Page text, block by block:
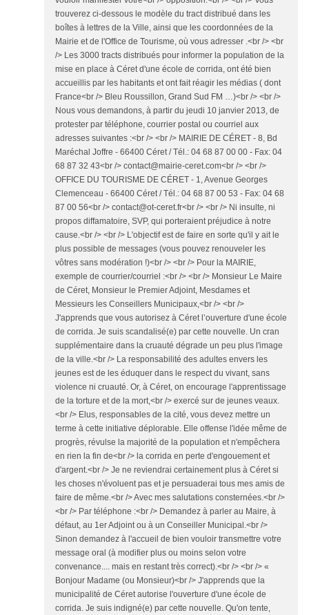
trouverez ci-dessous le modèle du tract distribué dans les
boîtes à lettres de la Ville, ainsi que les coordonnées de la
Mairie et de l'Office de Tourisme, où vous adresser .<br /> <br
/> Les 3000 tracts distribués pour informer la population de la
mise en place à Céret d'une école de corrida, ont été bien
accueillis par les habitants et ont fait réagir les médias ( dont
France<br /> Bleu Roussillon, Grand Sud FM …)<br /> <br />
Nous vous demandons, à partir du jeudi 10 janvier 2013, de
protester par téléphone, courrier postal ou courriel aux
adresses suivantes :<br /> <br /> MAIRIE DE CÉRET - 8, Bd
Maréchal Joffre - 66400 Céret / Tél.: 04 68 87 00 00 - Fax: 04
68 87 32 43<br /> contact@mairie-ceret.com<br /> <br />
OFFICE DU TOURISME DE CÉRET - 1, Avenue Georges
Clemenceau - 66400 Céret / Tél.: 04 68 87 00 53 - Fax: 04 68
87 00 56<br /> contact@ot-ceret.fr<br /> <br /> Ni insulte, ni
propos diffamatoire, SVP, qui porteraient préjudice à notre
cause.<br /> <br /> L'objectif est de faire en sorte qu'il y ait le
plus possible de messages (vous pouvez renouveler les
vôtres sans modération !)<br /> <br /> Pour la MAIRIE,
exemple de courrier/courriel :<br /> <br /> Monsieur Le Maire
de Céret, Monsieur le Premier Adjoint, Mesdames et
Messieurs les Conseillers Municipaux,<br /> <br />
J'apprends que vous autorisez à Céret l’ouverture d'une école
de corrida. Je suis scandalisé(e) par cette nouvelle. Un cran
supplémentaire dans la cruauté dégrade un peu plus l'image
de la ville.<br /> La responsabilité des adultes envers les
jeunes est de les éduquer dans le respect du vivant, sans
violence ni cruauté. Or, à Céret, on encourage l'apprentissage
de la torture et de la mort,<br /> exercé sur de jeunes veaux.
<br /> Elus, responsables de la cité, vous devez mettre un
terme à cette initiative déplorable. Elle offense l'idée même de
progrès, révulse la majorité de la population et n'empêchera
en rien la fin de<br /> la corrida en perte d'engouement et
d'argent.<br /> Je ne reviendrai certainement plus à Céret si
les choses n'évoluent pas et je persuaderai tous mes amis de
faire de même.<br /> Avec mes salutations consternées.<br />
<br /> Par téléphone :<br /> Demandez à parler au Maire, à
défaut, au 1er Adjoint ou à un Conseiller Municipal.<br />
Sinon demandez à l'accueil de bien vouloir transmettre votre
message oral (à modifier plus ou moins selon votre
convenance.... mais en restant très correct).<br /> <br /> «
Bonjour Madame (ou Monsieur)<br /> J'apprends que la
municipalité de Céret autorise l'ouverture d'une école de
corrida. Je suis indigné(e) par cette nouvelle. Qu'on tente,